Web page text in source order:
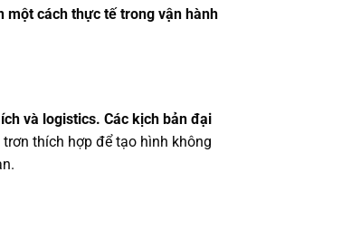
một cách thực tế trong vận hành
và logistics. Các kịch bản đại
thích hợp để tạo hình không